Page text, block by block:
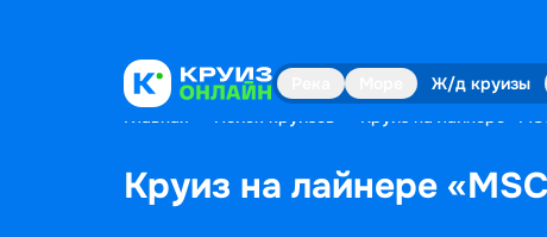
Ж/д круизы
Главная Поиск круизов Круиз на лайнере
Круиз на лайнере